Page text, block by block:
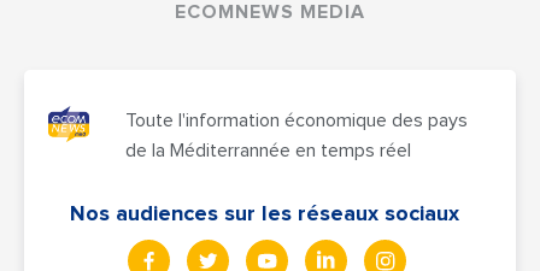
ECOMNEWS MEDIA
Toute l'information économique des pays
de la Méditerrannée en temps réel
Nos audiences sur les réseaux sociaux